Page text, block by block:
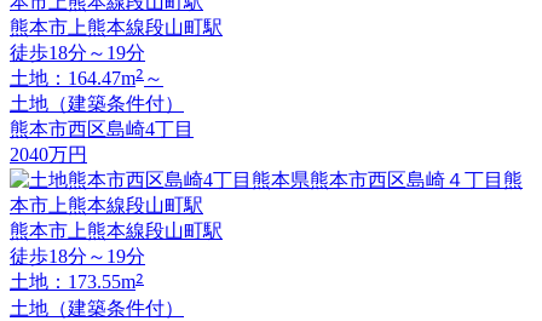
熊本市上熊本線段山町駅
徒歩18分～19分
土地：164.47m2 ～
土地（建築条件付）
熊本市西区島崎4丁目
2040万円
熊本市上熊本線段山町駅
徒歩18分～19分
土地：173.55m2
土地（建築条件付）